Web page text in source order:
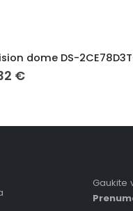
dome DS-
€
Gaukite